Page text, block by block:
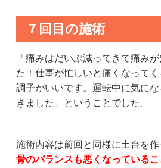
７回目の施術
「痛みはだいぶ減ってきて痛み
た！仕事が忙しいと痛くなって
調子がいいです。運転中に気に
きました」ということでした。
施術内容は前回と同様に土台を
骨のバランスも悪くなっている